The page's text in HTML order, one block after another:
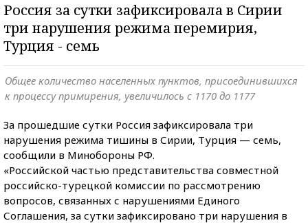
Россия за сутки зафиксировала в Сирии
три нарушения режима перемирия,
Турция - семь
Общее количество населенных пунктов, присоединившихся
к процессу примирения, увеличилось с 1170 до 1177
За прошедшие сутки Россия зафиксировала три
нарушения режима тишины в Сирии, Турция — семь,
сообщили в Минобороны РФ.
«Российской частью представительства совместной
российско-турецкой комиссии по рассмотрению
вопросов, связанных с нарушениями Единого
Соглашения, за сутки зафиксировано три нарушения в